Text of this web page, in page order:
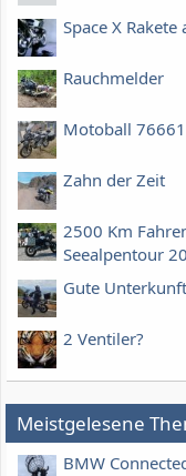
Space X
Rauchmelder
Motoball
Zahn der Zeit
2500 Km
Seealpentour
Gute
2 Ventiler?
Meistgelesene
BMW